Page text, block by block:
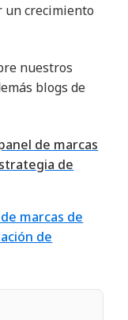
un crecimiento
nuestros
blogs de
de marcas
de
marcas de
de